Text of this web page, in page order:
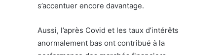
s’accentuer encore davantage.
Aussi, l’après Covid et les taux d’intérêts
anormalement bas ont contribué à la